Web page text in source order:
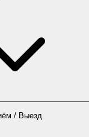
/ Выезд